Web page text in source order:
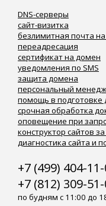
DNS-серверы
сайт-визитка
безлимитная почта
переадресация
сертификат на домен
уведомления по SMS
защита домена
персональный
помощь в подготовке
срочная обработка
оповещение при
конструктор сайтов
диагностика сайта и
+7 (499) 404-11-
+7 (812) 309-51-
по будням с 11:00 до